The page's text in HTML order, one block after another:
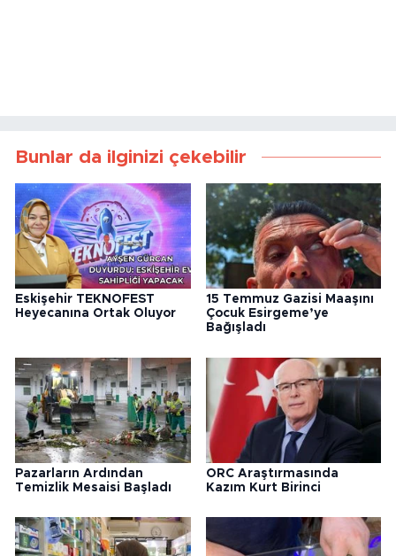
Bunlar da ilginizi çekebilir
Eskişehir TEKNOFEST
Heyecanına Ortak Oluyor
15 Temmuz Gazisi Maaşını
Çocuk Esirgeme’ye
Bağışladı
Pazarların Ardından
Temizlik Mesaisi Başladı
ORC Araştırmasında
Kazım Kurt Birinci